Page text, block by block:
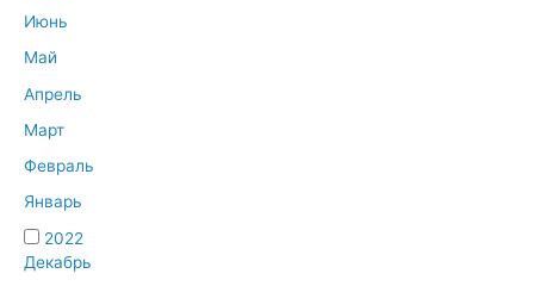
Июнь
Май
Апрель
Март
Февраль
Январь
2022
Декабрь